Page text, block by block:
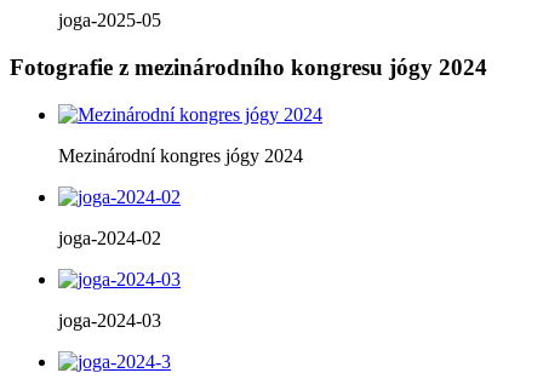
joga-2025-05
Fotografie z mezinárodního kongresu jógy 2024
Mezinárodní kongres jógy 2024
joga-2024-02
joga-2024-03